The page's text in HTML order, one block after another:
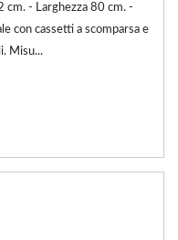
cm. - Larghezza 80 cm. -
con cassetti a scomparsa e
Misu...